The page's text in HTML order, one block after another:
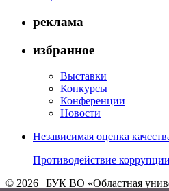
реклама
избранное
Выставки
Конкурсы
Конференции
Новости
Независимая оценка
Противодействие коррупции
© 2026 | БУК ВО «Областная